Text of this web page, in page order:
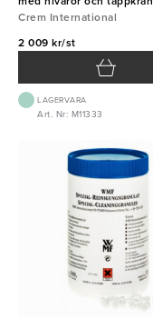
Crem International
2 009 kr/st
LAGERVARA
Art. Nr: M11333